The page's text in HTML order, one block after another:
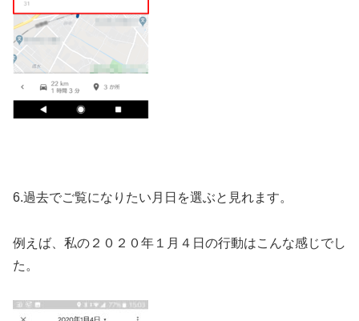
6.過去でご覧になりたい月日を選ぶと見れます。
例えば、私の２０２０年１月４日の行動はこんな感じでし
た。